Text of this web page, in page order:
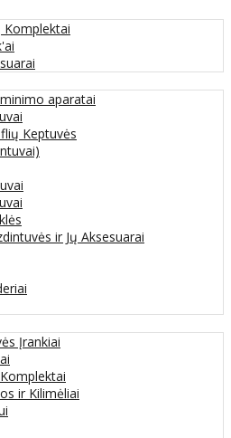
Komplektai
aparatai
Keptuvės
ir Jų Aksesuarai
Įrankiai
ir Kilimėliai